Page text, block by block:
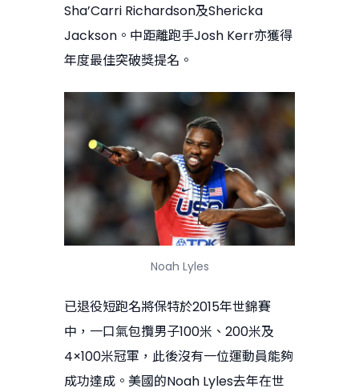
Sha’Carri Richardson及Shericka
Jackson。中距離跑手Josh Kerr亦獲得
年度最佳突破獎提名。
Noah Lyles
已退役短跑名將保特於2015年世錦賽
中，一口氣包攬男子100米、200米及
4×100米冠軍，此後沒有一位運動員能夠
成功達成。美國的Noah Lyles去年在世